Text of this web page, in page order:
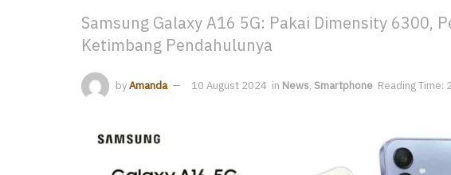
Samsung Galaxy A16 5G: Pakai Dimensity 6300,
Ketimbang Pendahulunya
byAmanda 10 August 2024 in News, Smartphone Reading Time: